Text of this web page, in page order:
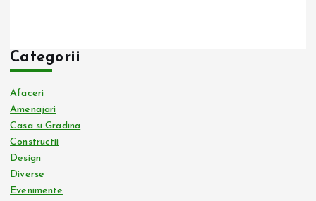
Categorii
Afaceri
Amenajari
Casa si Gradina
Constructii
Design
Diverse
Evenimente